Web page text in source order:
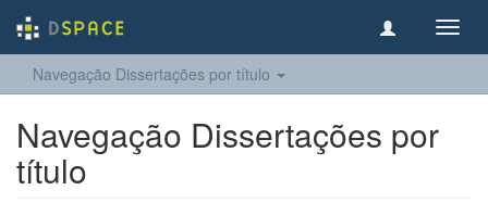
Navegação Dissertações por título
Navegação Dissertações por
título